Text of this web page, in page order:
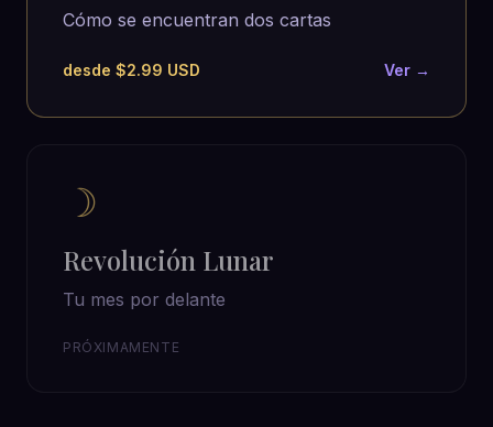
Cómo se encuentran dos cartas
desde $2.99 USD Ver →
☽
Revolución Lunar
Tu mes por delante
PRÓXIMAMENTE